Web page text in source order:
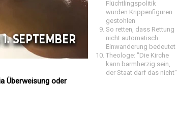
Überweisung oder
Flüchtlingspolitik
wurden Krippenfiguren
gestohlen
So retten, dass Rettung
nicht automatisch
Einwanderung bedeutet
Theologe: "Die Kirche
kann barmherzig sein,
der Staat darf das nicht"